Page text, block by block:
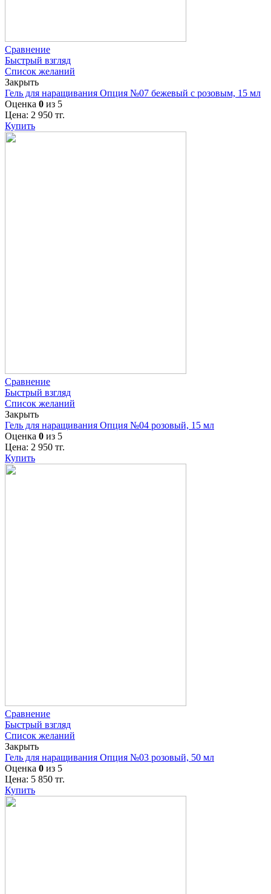
Сравнение
Быстрый взгляд
Список желаний
Закрыть
Гель для наращивания Опция №07 бежевый с розовым, 15 мл
Оценка 0 из 5
Цена: 2 950 тг.
Купить
Сравнение
Быстрый взгляд
Список желаний
Закрыть
Гель для наращивания Опция №04 розовый, 15 мл
Оценка 0 из 5
Цена: 2 950 тг.
Купить
Сравнение
Быстрый взгляд
Список желаний
Закрыть
Гель для наращивания Опция №03 розовый, 50 мл
Оценка 0 из 5
Цена: 5 850 тг.
Купить